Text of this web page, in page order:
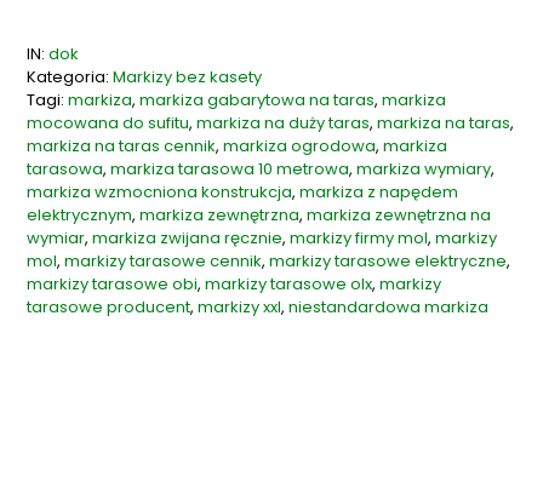
IN:dok
Kategoria:Markizy bez kasety
Tagi:markiza,markiza gabarytowa na taras,markiza
mocowana do sufitu,markiza na duży taras,markiza na taras,
markiza na taras cennik,markiza ogrodowa,markiza
tarasowa,markiza tarasowa 10 metrowa,markiza wymiary,
markiza wzmocniona konstrukcja,markiza z napędem
elektrycznym,markiza zewnętrzna,markiza zewnętrzna na
wymiar,markiza zwijana ręcznie,markizy firmy mol,markizy
mol,markizy tarasowe cennik,markizy tarasowe elektryczne,
markizy tarasowe obi,markizy tarasowe olx,markizy
tarasowe producent,markizy xxl,niestandardowa markiza